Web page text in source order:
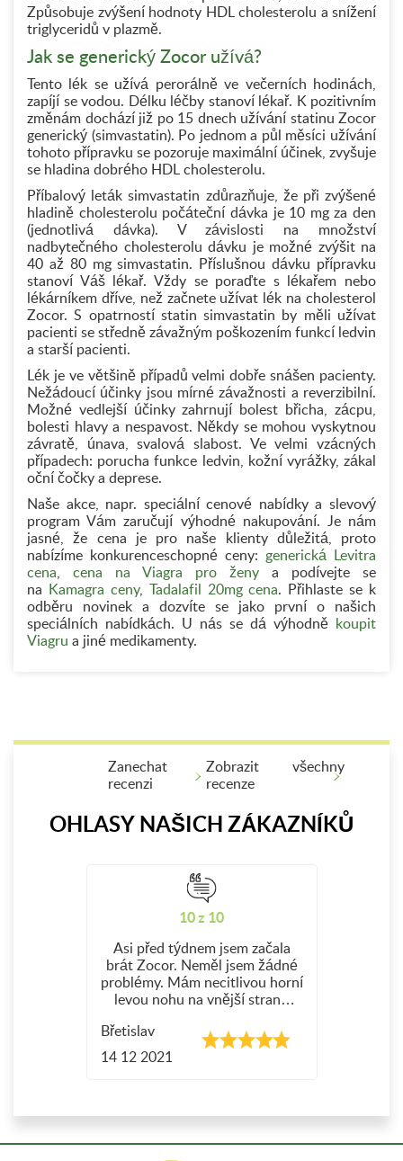
Způsobuje zvýšení hodnoty HDL cholesterolu a snížení
triglyceridů v plazmě.
Jak se generický Zocor užívá?
Tento lék se užívá perorálně ve večerních hodinách,
zapíjí se vodou. Délku léčby stanoví lékař. K pozitivním
změnám dochází již po 15 dnech užívání statinu Zocor
generický (simvastatin). Po jednom a půl měsíci užívání
tohoto přípravku se pozoruje maximální účinek, zvyšuje
se hladina dobrého HDL cholesterolu.
Příbalový leták simvastatin zdůrazňuje, že při zvýšené
hladině cholesterolu počáteční dávka je 10 mg za den
(jednotlivá dávka). V závislosti na množství
nadbytečného cholesterolu dávku je možné zvýšit na
40 až 80 mg simvastatin. Příslušnou dávku přípravku
stanoví Váš lékař. Vždy se poraďte s lékařem nebo
lékárníkem dříve, než začnete užívat lék na cholesterol
Zocor. S opatrností statin simvastatin by měli užívat
pacienti se středně závažným poškozením funkcí ledvin
a starší pacienti.
Lék je ve většině případů velmi dobře snášen pacienty.
Nežádoucí účinky jsou mírné závažnosti a reverzibilní.
Možné vedlejší účinky zahrnují bolest břicha, zácpu,
bolesti hlavy a nespavost. Někdy se mohou vyskytnou
závratě, únava, svalová slabost. Ve velmi vzácných
případech: porucha funkce ledvin, kožní vyrážky, zákal
oční čočky a deprese.
Naše akce, napr. speciální cenové nabídky a slevový
program Vám zaručují výhodné nakupování. Je nám
jasné, že cena je pro naše klienty důležitá, proto
nabízíme konkurenceschopné ceny: generická Levitra
cena, cena na Viagra pro ženy a podívejte se
na Kamagra ceny, Tadalafil 20mg cena. Přihlaste se k
odběru novinek a dozvíte se jako první o našich
speciálních nabídkách. U nás se dá výhodně koupit
Viagru a jiné medikamenty.
OHLASY NAŠICH ZÁKAZNÍKŮ
Zanechat
recenzi
Zobrazit všechny
recenze
10 z 10
Asi před týdnem jsem začala
brát Zocor. Neměl jsem žádné
problémy. Mám necitlivou horní
levou nohu na vnější straně
neměl žádné další problémy,
takže hodnotím 10 z 10. Hodně
mi to pomohlo a doufám že to
Břetislav
14 12 2021